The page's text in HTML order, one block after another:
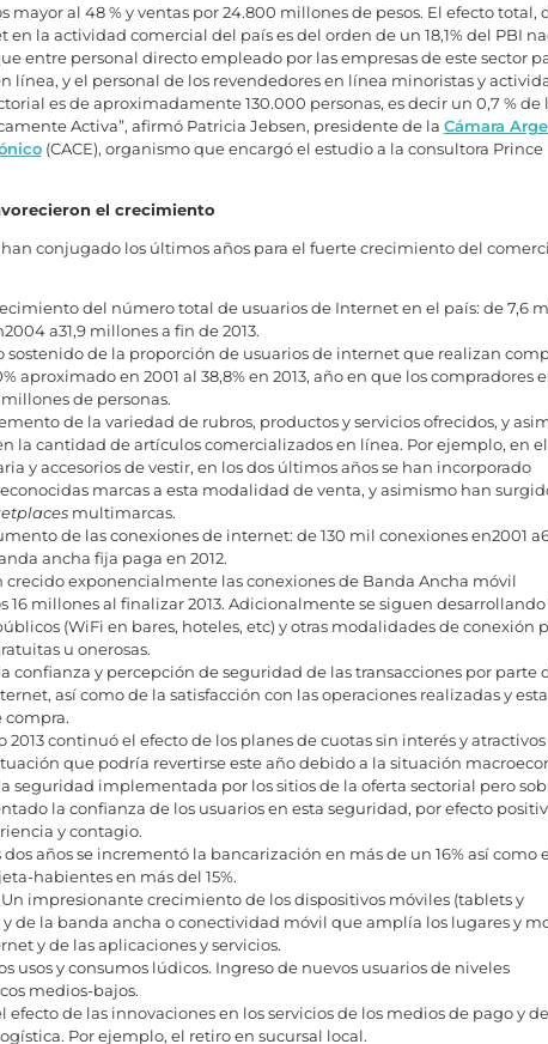
mayor al 48 % y ventas por 24.800 millones de pesos. El efecto total,
en la actividad comercial del país es del orden de un 18,1% del PBI
entre personal directo empleado por las empresas de este sector
línea, y el personal de los revendedores en línea minoristas y
es de aproximadamente 130.000 personas, es decir un 0,7 % de
Activa”, afirmó Patricia Jebsen, presidente de la Cámara
(CACE), organismo que encargó el estudio a la consultora Prince
el crecimiento
han conjugado los últimos años para el fuerte crecimiento del
del número total de usuarios de Internet en el país: de 7,6
a31,9 millones a fin de 2013.
sostenido de la proporción de usuarios de internet que realizan
aproximado en 2001 al 38,8% en 2013, año en que los compradores
millones de personas.
de la variedad de rubros, productos y servicios ofrecidos, y
la cantidad de artículos comercializados en línea. Por ejemplo, en
y accesorios de vestir, en los dos últimos años se han incorporado
marcas a esta modalidad de venta, y asimismo han
multimarcas.
de las conexiones de internet: de 130 mil conexiones en2001
ancha fija paga en 2012.
crecido exponencialmente las conexiones de Banda Ancha móvil
16 millones al finalizar 2013. Adicionalmente se siguen desarrollando
(WiFi en bares, hoteles, etc) y otras modalidades de conexión
u onerosas.
confianza y percepción de seguridad de las transacciones por parte
así como de la satisfacción con las operaciones realizadas y esta
2013 continuó el efecto de los planes de cuotas sin interés y atractivos
que podría revertirse este año debido a la situación
seguridad implementada por los sitios de la oferta sectorial pero
la confianza de los usuarios en esta seguridad, por efecto
y contagio.
años se incrementó la bancarización en más de un 16% así como
habientes en más del 15%.
impresionante crecimiento de los dispositivos móviles (tablets y
de la banda ancha o conectividad móvil que amplía los lugares y
y de las aplicaciones y servicios.
usos y consumos lúdicos. Ingreso de nuevos usuarios de niveles
medios-bajos.
efecto de las innovaciones en los servicios de los medios de pago y
Por ejemplo, el retiro en sucursal local.